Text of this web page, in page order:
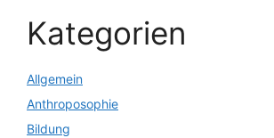
Kategorien
Allgemein
Anthroposophie
Bildung